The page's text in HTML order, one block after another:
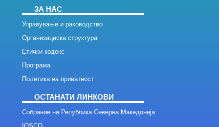
ЗА НАС
Управување и раководство
Организациска структура
Етички кодекс
Програма
Политика на приватност
ОСТАНАТИ ЛИНКОВИ
Собрание на Република Северна Македонија